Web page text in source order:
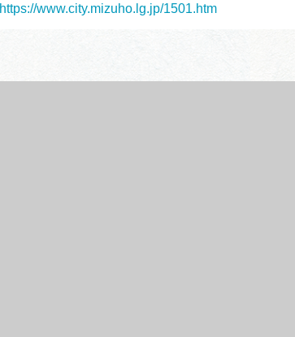
https://www.city.mizuho.lg.jp/1501.htm